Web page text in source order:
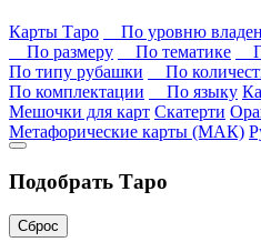
Карты Таро
По уровню
По размеру
По тематике
По типу рубашки
По
По комплектации
По языку
Мешочки для карт Скатерти
Метафорические карты (МАК)
Подобрать Таро
Сброс